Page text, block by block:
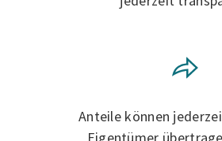
Anteile können